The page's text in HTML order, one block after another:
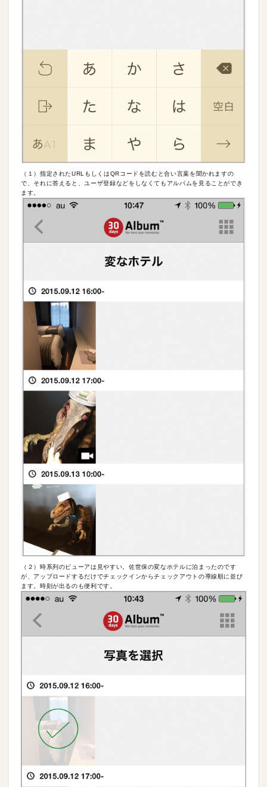
（１）指定されたURLもしくはQRコードを読むと合い言葉を聞かれますの
で、それに答えると、ユーザ登録などをしなくてもアルバムを見ることができ
ます。
（２）時系列のビューアは見やすい。佐世保の変なホテルに泊まったのです
が、アップロードするだけでチェックインからチェックアウトの導線順に並び
ます。時刻が出るのも便利です。